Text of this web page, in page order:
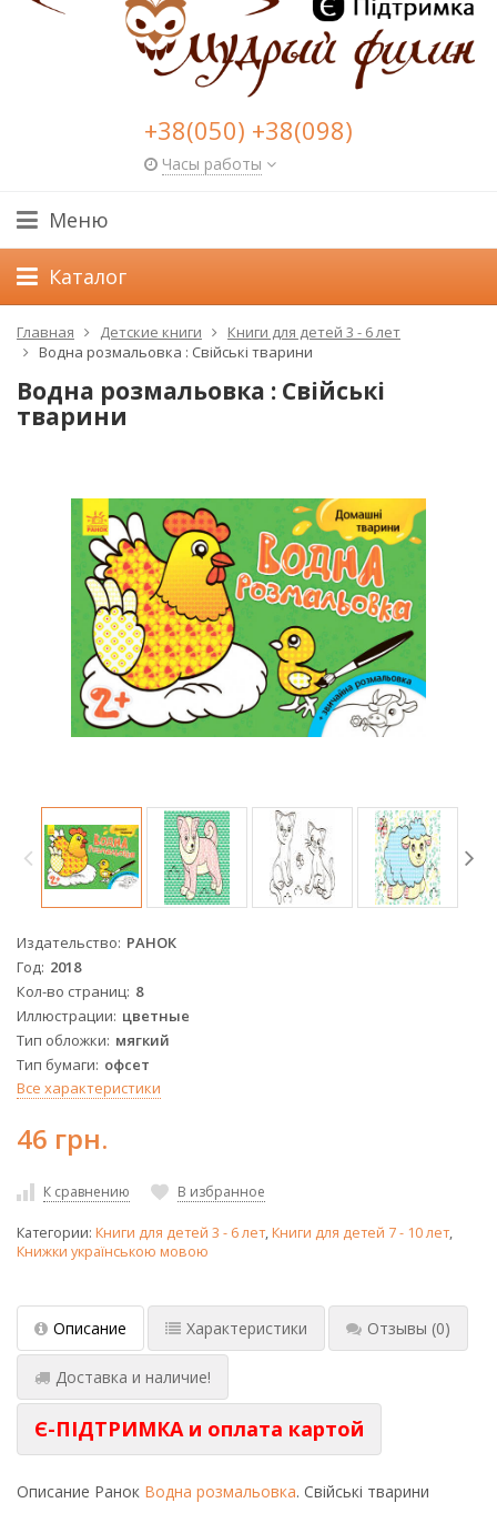
+38(050) +38(098)
Часы работы
Меню
Каталог
Главная Детские книги
Книги для детей 3 - 6 лет
Водна розмальовка : Свійські тварини
Водна розмальовка : Свійські
тварини
Издательство РАНОК
Год 2018
Кол-во страниц 8
Иллюстрации цветные
Тип обложки мягкий
Тип бумаги офсет
Все характеристики
46 грн.
К сравнению В избранное
Категории: Книги для детей 3 - 6 лет,Книги для детей 7 - 10 лет,
Книжки українською мовою
Описание Характеристики Отзывы (0)
Доставка и наличие!
Є-ПІДТРИМКА и оплата картой
Описание Ранок Водна розмальовка. Свійські тварини